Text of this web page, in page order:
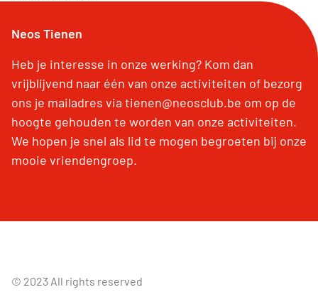
Neos Tienen
Heb je interesse in onze werking? Kom dan
vrijblijvend naar één van onze activiteiten of bezorg
ons je mailadres via tienen@neosclub.be om op de
hoogte gehouden te worden van onze activiteiten.
We hopen je snel als lid te mogen begroeten bij onze
mooie vriendengroep.
© 2023 All rights reserved